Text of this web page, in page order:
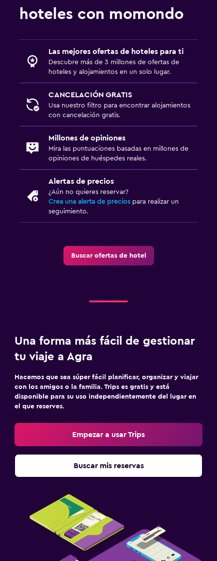
hoteles con momondo
Las mejores ofertas de hoteles para ti
Descubre más de 3 millones de ofertas de
hoteles y alojamientos en un solo lugar.
CANCELACIÓN GRATIS
Usa nuestro filtro para encontrar alojamientos
con cancelación gratis.
Millones de opiniones
Mira las puntuaciones basadas en millones de
opiniones de huéspedes reales.
Alertas de precios
¿Aún no quieres reservar?
Crea una alerta de precios para realizar un
seguimiento.
Buscar ofertas de hotel
Una forma más fácil de gestionar
tu viaje a Agra
Hacemos que sea súper fácil planificar, organizar y viajar
con los amigos o la familia. Trips es gratis y está
disponible para su uso independientemente del lugar en
el que reserves.
Empezar a usar Trips
Buscar mis reservas